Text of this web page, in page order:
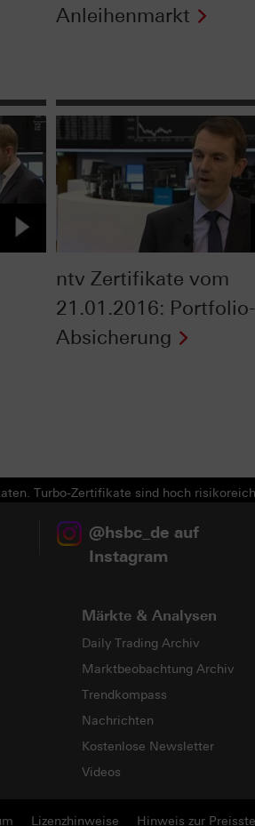
Anleihenmarkt
ntv Zertifikate vom
21.01.2016: Portfolio-
Absicherung
Turbo-Zertifikate sind hoch
@hsbc_de auf
Instagram
Märkte & Analysen
Daily Trading Archiv
Marktbeobachtung Archiv
Trendkompass
Nachrichten
Kostenlose Newsletter
Videos
Lizenzhinweise Hinweis zur